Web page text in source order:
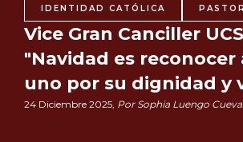
IDENTIDAD CATÓLICA
Vice Gran Canciller
"Navidad es reconocer
uno por su dignidad y
24 Diciembre 2025, Por Sophia Luengo